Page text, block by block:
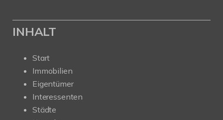
INHALT
Start
Immobilien
Eigentümer
Interessenten
Städte